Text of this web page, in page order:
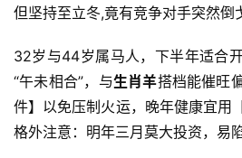
但坚持至立冬,竟有竞争对手突然倒
32岁与44岁属马人，下半年适合
“午未相合”，与生肖羊搭档能催旺
件】以免压制火运，晚年健康宜用
格外注意：明年三月莫大投资，易陷